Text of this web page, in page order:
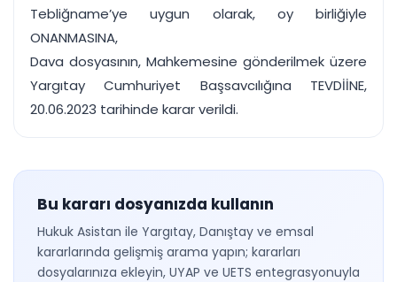
Tebliğname’ye uygun olarak, oy birliğiyle
ONANMASINA,
Dava dosyasının, Mahkemesine gönderilmek üzere
Yargıtay Cumhuriyet Başsavcılığına TEVDİİNE,
20.06.2023 tarihinde karar verildi.
Bu kararı dosyanızda kullanın
Hukuk Asistan ile Yargıtay, Danıştay ve emsal
kararlarında gelişmiş arama yapın; kararları
dosyalarınıza ekleyin, UYAP ve UETS entegrasyonuyla